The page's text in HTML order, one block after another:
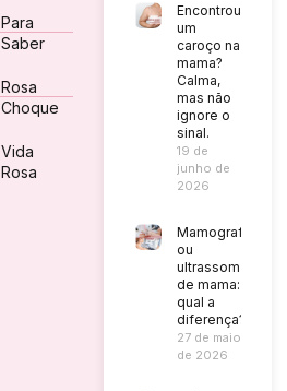
Para
Saber
Rosa
Choque
Vida
Rosa
Encontrou
um
caroço na
mama?
Calma,
mas não
ignore o
sinal.
19 de
junho de
2026
Mamografia
ou
ultrassom
de mama:
qual a
diferença?
27 de maio
de 2026